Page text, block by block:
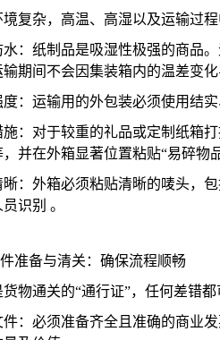
境复杂，高温、高湿以及运输过程
水：纸制品是吸湿性极强的商品
输期间不会因集装箱内的温差变化
：运输用的外包装必须使用结
施：对于较重的礼品或定制纸箱
并在外箱显著位置粘贴“易碎物
晰：外箱必须粘贴清晰的唛头，
识别 。
准备与清关：确保流程顺畅
物通关的“通行证”，任何差错都
件：必须准备齐全且准确的商业